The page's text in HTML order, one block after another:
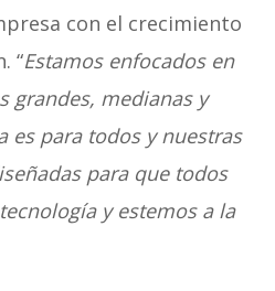
con el crecimiento
“Estamos enfocados en
grandes, medianas y
es para todos y nuestras
para que todos
y estemos a la